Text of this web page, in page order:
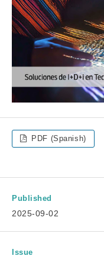
PDF (Spanish)
Published
2025-09-02
Issue